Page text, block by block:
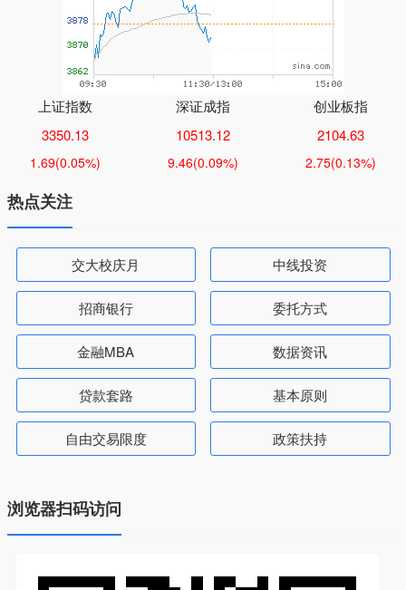
上证指数
3350.13
1.69(0.05%)
深证成指
10513.12
9.46(0.09%)
创业板指
2104.63
2.75(0.13%)
热点关注
交大校庆月 中线投资
招商银行 委托方式
金融MBA 数据资讯
贷款套路 基本原则
自由交易限度 政策扶持
浏览器扫码访问